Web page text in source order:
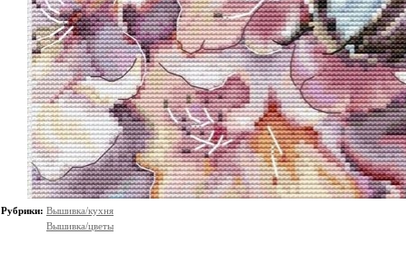
Рубрики: Вышивка/кухня
Вышивка/цветы